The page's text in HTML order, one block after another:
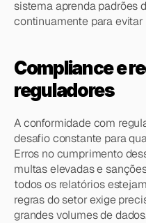
sistema aprenda padrões
continuamente para
Compliance e
reguladores
A conformidade com
desafio constante para
Erros no cumprimento
multas elevadas e
todos os relatórios
regras do setor exige
grandes volumes de